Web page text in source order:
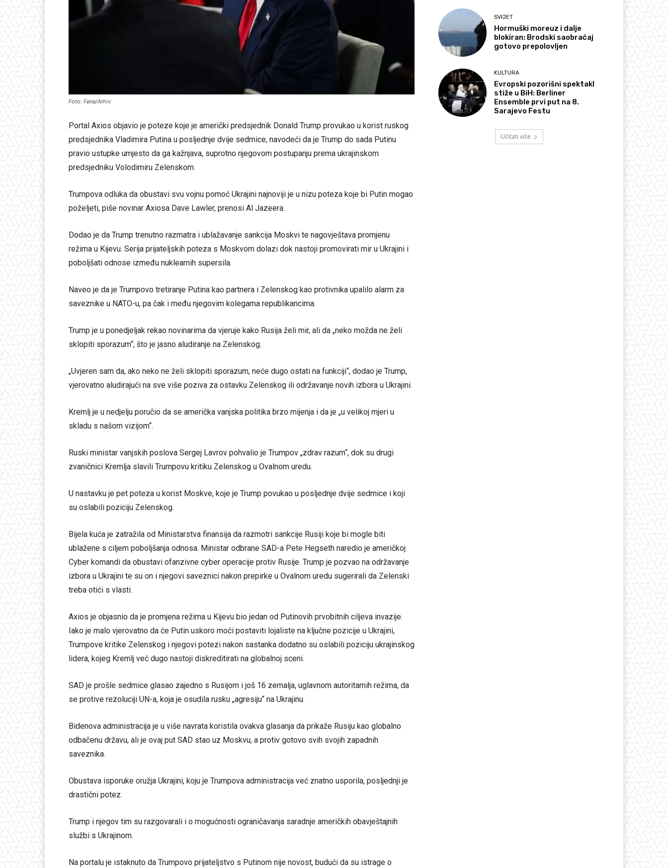
Foto: Fena/Arhiv
Portal Axios objavio je poteze koje je američki predsjednik Donald Trump provukao u korist ruskog
predsjednika Vladimira Putina u posljednje dvije sedmice, navodeći da je Trump do sada Putinu
pravio ustupke umjesto da ga kažnjava, suprotno njegovom postupanju prema ukrajinskom
predsjedniku Volodimiru Zelenskom.
Trumpova odluka da obustavi svu vojnu pomoć Ukrajini najnoviji je u nizu poteza koje bi Putin mogao
poželjeti, piše novinar Axiosa Dave Lawler, prenosi Al Jazeera.
Dodao je da Trump trenutno razmatra i ublažavanje sankcija Moskvi te nagovještava promjenu
režima u Kijevu. Serija prijateljskih poteza s Moskvom dolazi dok nastoji promovirati mir u Ukrajini i
poboljšati odnose između nuklearnih supersila.
Naveo je da je Trumpovo tretiranje Putina kao partnera i Zelenskog kao protivnika upalilo alarm za
saveznike u NATO-u, pa čak i među njegovim kolegama republikancima.
Trump je u ponedjeljak rekao novinarima da vjeruje kako Rusija želi mir, ali da „neko možda ne želi
sklopiti sporazum“, što je jasno aludiranje na Zelenskog.
„Uvjeren sam da, ako neko ne želi sklopiti sporazum, neće dugo ostati na funkciji“, dodao je Trump,
vjerovatno aludirajući na sve više poziva za ostavku Zelenskog ili održavanje novih izbora u Ukrajini.
Kremlj je u nedjelju poručio da se američka vanjska politika brzo mijenja i da je „u velikoj mjeri u
skladu s našom vizijom“.
Ruski ministar vanjskih poslova Sergej Lavrov pohvalio je Trumpov „zdrav razum“, dok su drugi
zvaničnici Kremlja slavili Trumpovu kritiku Zelenskog u Ovalnom uredu.
U nastavku je pet poteza u korist Moskve, koje je Trump povukao u posljednje dvije sedmice i koji
su oslabili poziciju Zelenskog.
Bijela kuća je zatražila od Ministarstva finansija da razmotri sankcije Rusiji koje bi mogle biti
ublažene s ciljem poboljšanja odnosa. Ministar odbrane SAD-a Pete Hegseth naredio je američkoj
Cyber komandi da obustavi ofanzivne cyber operacije protiv Rusije. Trump je pozvao na održavanje
izbora u Ukrajini te su on i njegovi saveznici nakon prepirke u Ovalnom uredu sugerirali da Zelenski
treba otići s vlasti.
Axios je objasnio da je promjena režima u Kijevu bio jedan od Putinovih prvobitnih ciljeva invazije.
Iako je malo vjerovatno da će Putin uskoro moći postaviti lojaliste na ključne pozicije u Ukrajini,
Trumpove kritike Zelenskog i njegovi potezi nakon sastanka dodatno su oslabili poziciju ukrajinskog
lidera, kojeg Kremlj već dugo nastoji diskreditirati na globalnoj sceni.
SAD je prošle sedmice glasao zajedno s Rusijom i još 16 zemalja, uglavnom autoritarnih režima, da
se protive rezoluciji UN-a, koja je osudila rusku „agresiju“ na Ukrajinu.
Bidenova administracija je u više navrata koristila ovakva glasanja da prikaže Rusiju kao globalno
odbačenu državu, ali je ovaj put SAD stao uz Moskvu, a protiv gotovo svih svojih zapadnih
saveznika.
Obustava isporuke oružja Ukrajini, koju je Trumpova administracija već znatno usporila, posljednji je
drastični potez.
Trump i njegov tim su razgovarali i o mogućnosti ograničavanja saradnje američkih obavještajnih
službi s Ukrajinom.
Na portalu je istaknuto da Trumpovo prijateljstvo s Putinom nije novost, budući da su istrage o
SVIJET
Hormuški moreuz i dalje
blokiran: Brodski saobraćaj
gotovo prepolovljen
KULTURA
Evropski pozorišni spektakl
stiže u BiH: Berliner
Ensemble prvi put na 8.
Sarajevo Festu
Učitati više